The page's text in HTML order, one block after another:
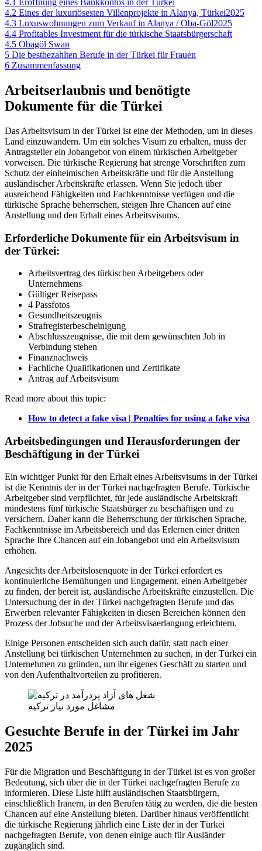
4.1 Eröffnung eines Bankkontos in der Türkei
4.2 Eines der luxuriösesten Villenprojekte in Alanya, Türkei2025
4.3 Luxuswohnungen zum Verkauf in Alanya / Oba-Göl2025
4.4 Profitables Investment für die türkische Staatsbürgerschaft
4.5 Obagöl Swan
5 Die bestbezahlten Berufe in der Türkei für Frauen
6 Zusammenfassung
Arbeitserlaubnis und benötigte
Dokumente für die Türkei
Das Arbeitsvisum in der Türkei ist eine der Methoden, um in dieses
Land einzuwandern. Um ein solches Visum zu erhalten, muss der
Antragsteller ein Jobangebot von einem türkischen Arbeitgeber
vorweisen. Die türkische Regierung hat strenge Vorschriften zum
Schutz der einheimischen Arbeitskräfte und für die Anstellung
ausländischer Arbeitskräfte erlassen. Wenn Sie jedoch über
ausreichend Fähigkeiten und Fachkenntnisse verfügen und die
türkische Sprache beherrschen, steigen Ihre Chancen auf eine
Anstellung und den Erhalt eines Arbeitsvisums.
Erforderliche Dokumente für ein Arbeitsvisum in
der Türkei:
Arbeitsvertrag des türkischen Arbeitgebers oder
Unternehmens
Gültiger Reisepass
4 Passfotos
Gesundheitszeugnis
Strafregisterbescheinigung
Abschlusszeugnisse, die mit dem gewünschten Job in
Verbindung stehen
Finanznachweis
Fachliche Qualifikationen und Zertifikate
Antrag auf Arbeitsvisum
Read more about this topic:
How to detect a fake visa | Penalties for using a fake visa
Arbeitsbedingungen und Herausforderungen der
Beschäftigung in der Türkei
Ein wichtiger Punkt für den Erhalt eines Arbeitsvisums in der Türkei
ist die Kenntnis der in der Türkei nachgefragten Berufe. Türkische
Arbeitgeber sind verpflichtet, für jede ausländische Arbeitskraft
mindestens fünf türkische Staatsbürger zu beschäftigen und zu
versichern. Daher kann die Beherrschung der türkischen Sprache,
Fachkenntnisse im Arbeitsbereich und das Erlernen einer dritten
Sprache Ihre Chancen auf ein Jobangebot und ein Arbeitsvisum
erhöhen.
Angesichts der Arbeitslosenquote in der Türkei erfordert es
kontinuierliche Bemühungen und Engagement, einen Arbeitgeber
zu finden, der bereit ist, ausländische Arbeitskräfte einzustellen. Die
Untersuchung der in der Türkei nachgefragten Berufe und das
Erwerben relevanter Fähigkeiten in diesen Bereichen können den
Prozess der Jobsuche und der Arbeitsvisaerlangung erleichtern.
Einige Personen entscheiden sich auch dafür, statt nach einer
Anstellung bei türkischen Unternehmen zu suchen, in der Türkei ein
Unternehmen zu gründen, um ihr eigenes Geschäft zu starten und
von den Aufenthaltvorteilen zu profitieren.
مشاغل مورد نیاز ترکیه
Gesuchte Berufe in der Türkei im Jahr
2025
Für die Migration und Beschäftigung in der Türkei ist es von großer
Bedeutung, sich über die in der Türkei nachgefragten Berufe zu
informieren. Diese Liste hilft ausländischen Staatsbürgern,
einschließlich Iranern, in den Berufen tätig zu werden, die die besten
Chancen auf eine Anstellung bieten. Darüber hinaus veröffentlicht
die türkische Regierung jährlich eine Liste der in der Türkei
nachgefragten Berufe, von denen einige auch für Ausländer
zugänglich sind.